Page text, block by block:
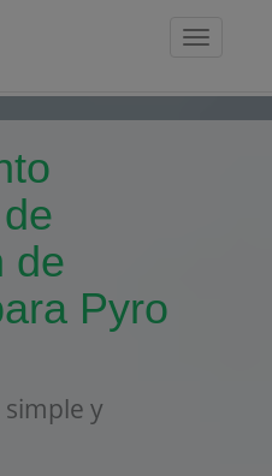
Toggle
de
Pyro
y